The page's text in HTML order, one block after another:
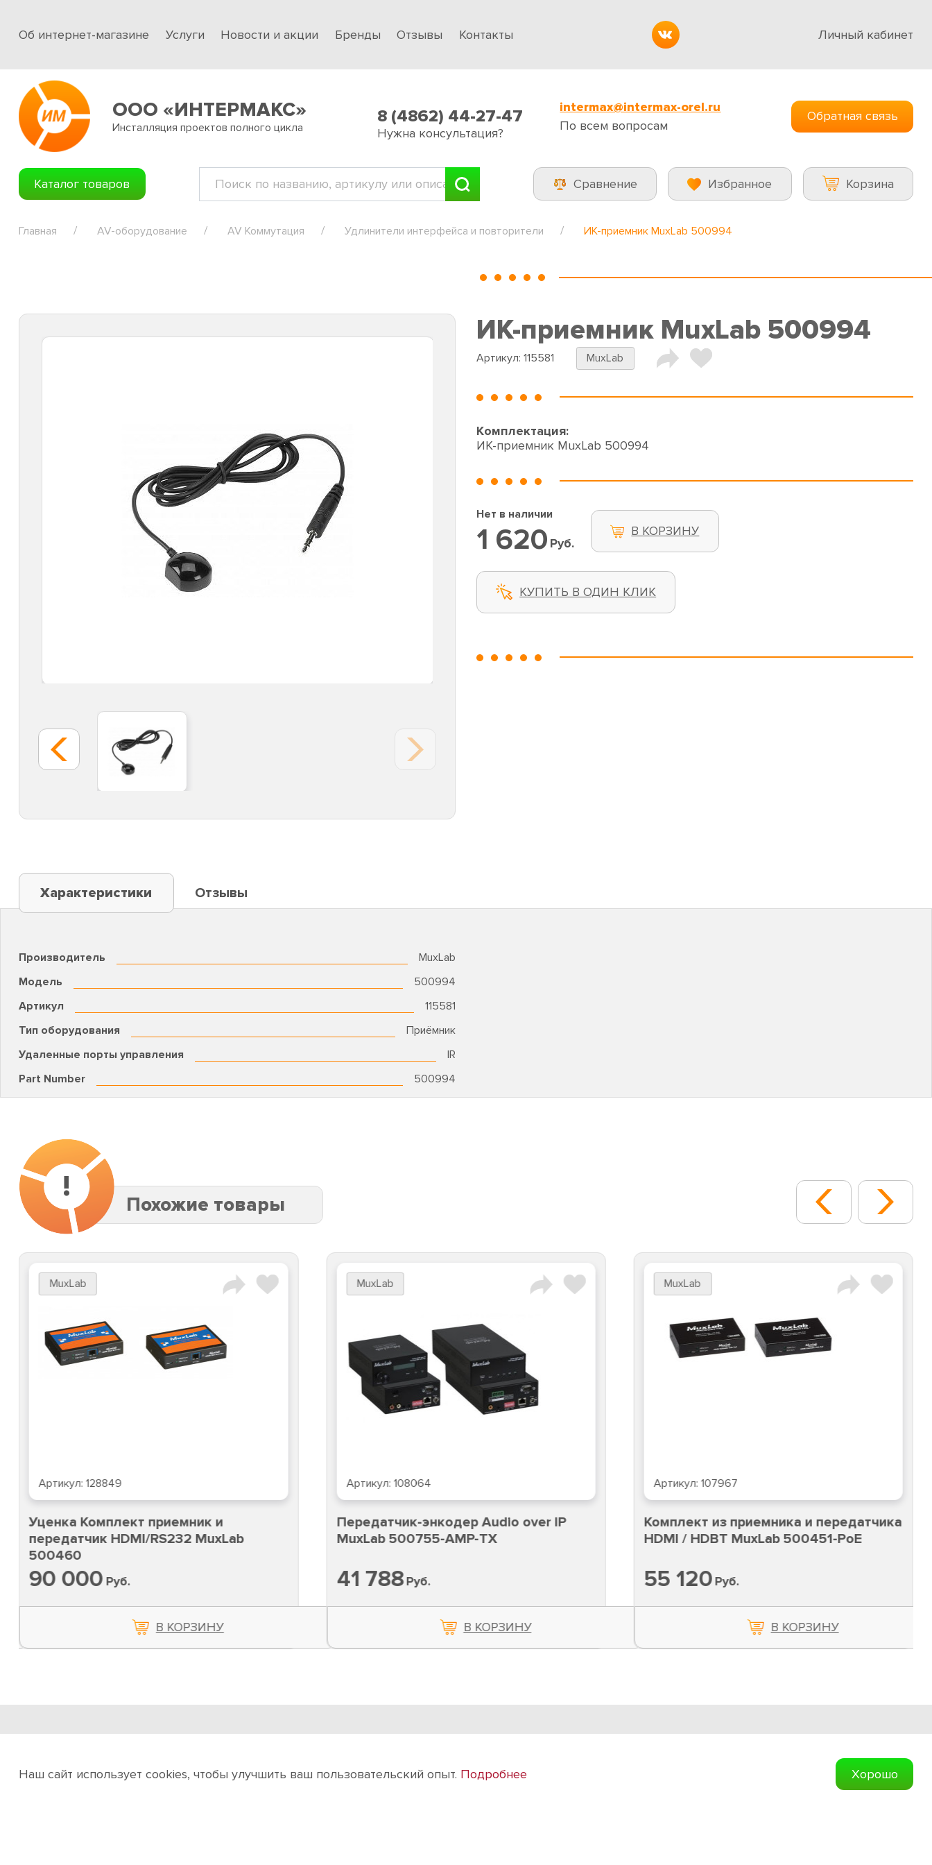
Об интернет-магазине Услуги Новости и акции Бренды Отзывы Контакты Личный кабинет
ООО «ИНТЕРМАКС»
Инсталляция проектов полного цикла
8 (4862) 44-27-47
Нужна консультация?
intermax@intermax-orel.ru
По всем вопросам
Обратная связь
Каталог товаров Сравнение Избранное Корзина
Главная AV-оборудование AV Коммутация Удлинители интерфейса и повторители ИК-приемник MuxLab 500994
ИК-приемник MuxLab 500994
Артикул: 115581 MuxLab
Комплектация:
ИК-приемник MuxLab 500994
Нет в наличии
1 620 Руб.
В КОРЗИНУ
КУПИТЬ В ОДИН КЛИК
Характеристики Отзывы
Производитель
MuxLab
Модель
500994
Артикул
115581
Тип оборудования
Приёмник
Удаленные порты управления
IR
Part Number
500994
!
Похожие товары
MuxLab
Артикул: 128849
Уценка Комплект приемник и
передатчик HDMI/RS232 MuxLab
500460
90 000 Руб.
В КОРЗИНУ
MuxLab
Артикул: 108064
Передатчик-энкодер Audio over IP
MuxLab 500755-AMP-TX
41 788Руб.
В КОРЗИНУ
MuxLab
Артикул: 107967
Комплект из приемника и передатчика
HDMI / HDBT MuxLab 500451-PoE
55 120Руб.
В КОРЗИНУ
Инсталляция проектов полного цикла
По всем вопросам
Наш сайт использует cookies, чтобы улучшить ваш пользовательский опыт. Подробнее Хорошо